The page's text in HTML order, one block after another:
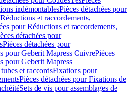
indémontablesPièces détachées pour
Réductions et raccordements,
pour Réductions et raccordements,
détachées pour
Pièces détachées pour
pour Geberit Mapress CuivrePièces
pour Geberit Mapress
et raccordsFixations pour
Pièces détachées pour Fixations de
Sets de vis pour assemblages de